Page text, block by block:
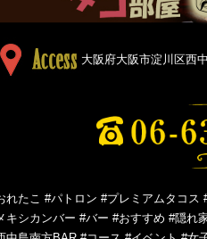
大阪府大阪市淀川区西
れたこ #パトロン #プレミアムタコス
キシカンバー #バー #おすすめ #隠れ